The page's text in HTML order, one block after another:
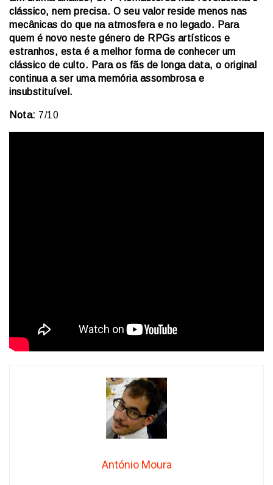
clássico, nem precisa. O seu valor reside menos nas
mecânicas do que na atmosfera e no legado. Para
quem é novo neste género de RPGs artísticos e
estranhos, esta é a melhor forma de conhecer um
clássico de culto. Para os fãs de longa data, o original
continua a ser uma memória assombrosa e
insubstituível.
Nota: 7/10
António Moura